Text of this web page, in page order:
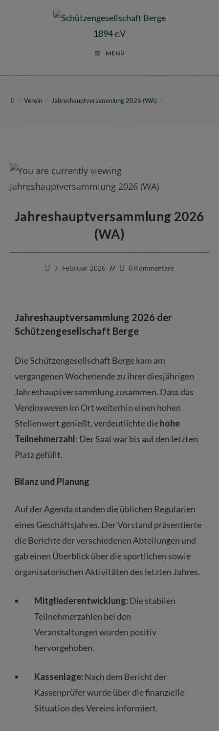
MENÜ
Verein Jahreshauptversammlung 2026 (WA)
Jahreshauptversammlung 2026
(WA)
7. Februar 2026 0 Kommentare
Jahreshauptversammlung 2026 der
Schützengesellschaft Berge
Die Schützengesellschaft Berge kam am
vergangenen Wochenende zu ihrer diesjährigen
Jahreshauptversammlung zusammen. Dass das
Vereinswesen im Ort weiterhin einen hohen
Stellenwert genießt, verdeutlichte diehohe
Teilnehmerzahl: Der Saal war bis auf den letzten
Platz gefüllt.
Bilanz und Planung
Auf der Agenda standen die üblichen Regularien
eines Geschäftsjahres. Der Vorstand präsentierte
die Berichte der verschiedenen Abteilungen und
gab einen Überblick über die sportlichen sowie
organisatorischen Aktivitäten des letzten Jahres.
Mitgliederentwicklung:Die stabilen
Teilnehmerzahlen bei den
Veranstaltungen wurden positiv
hervorgehoben.
Kassenlage:Nach dem Bericht der
Kassenprüfer wurde über die finanzielle
Situation des Vereins informiert.